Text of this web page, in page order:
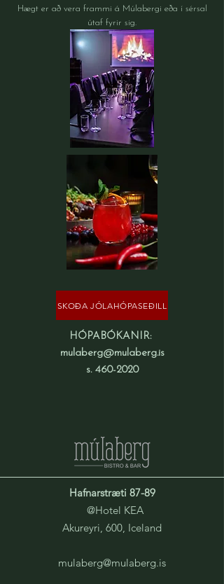
Hægt er að vera frammi á Múlabergi eða í sérsal
útaf fyrir sig.
SKOÐA JÓLAHÓPASEÐILL
HÓPABÓKANIR:
mulaberg@mulaberg.is
s. 460-2020
Hafnarstræti 87-89
@Hotel KEA
Akureyri, 600, Iceland
mulaberg@mulaberg.is